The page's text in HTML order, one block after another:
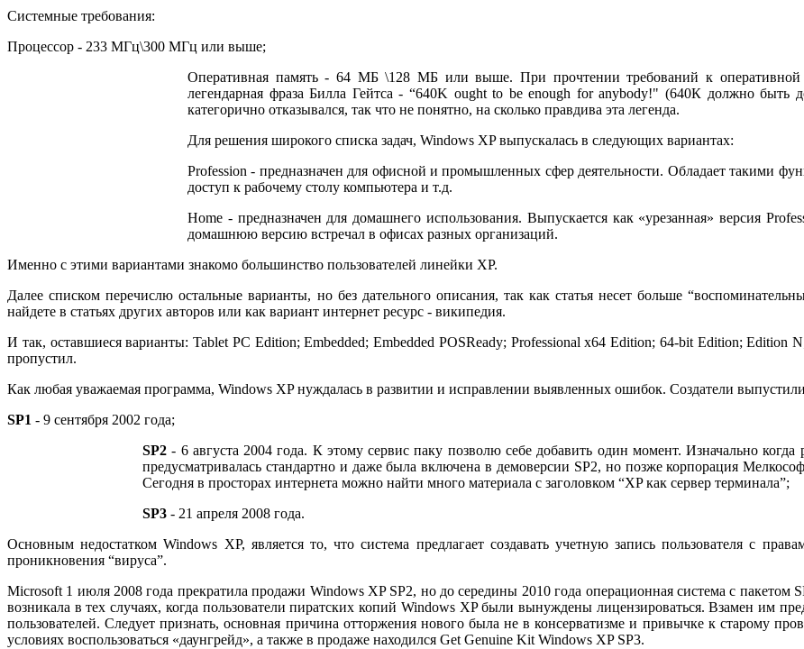
Системные требования:
Процессор - 233 МГц\300 МГц или выше;
Оперативная память - 64 МБ \128 МБ или выше. При прочтении требований к
легендарная фраза Билла Гейтса - “640K ought to be enough for anybody!" (640К должно быть
категорично отказывался, так что не понятно, на сколько правдива эта легенда.
Для решения широкого списка задач, Windows XP выпускалась в следующих вариантах:
Profession - предназначен для офисной и промышленных сфер деятельности. Обладает такими
доступ к рабочему столу компьютера и т.д.
Home - предназначен для домашнего использования. Выпускается как «урезанная» версия
домашнюю версию встречал в офисах разных организаций.
Именно с этими вариантами знакомо большинство пользователей линейки XP.
Далее списком перечислю остальные варианты, но без дательного описания, так как статья несет больше
найдете в статьях других авторов или как вариант интернет ресурс - википедия.
И так, оставшиеся варианты: Tablet PC Edition; Embedded; Embedded POSReady; Professional x64 Edition; 64-bit Edition; Edition
пропустил.
Как любая уважаемая программа, Windows XP нуждалась в развитии и исправлении выявленных ошибок. Создатели
SP1 - 9 сентября 2002 года;
SP2 - 6 августа 2004 года. К этому сервис паку позволю себе добавить один момент. Изначально когда
предусматривалась стандартно и даже была включена в демоверсии SP2, но позже корпорация
Сегодня в просторах интернета можно найти много материала с заголовком “XP как сервер терминала”;
SP3 - 21 апреля 2008 года.
Основным недостатком Windows XP, является то, что система предлагает создавать учетную запись пользователя с
проникновения “вируса”.
Microsoft 1 июля 2008 года прекратила продажи Windows XP SP2, но до середины 2010 года операционная система с пакетом
возникала в тех случаях, когда пользователи пиратских копий Windows XP были вынуждены лицензироваться. Взамен им
пользователей. Следует признать, основная причина отторжения нового была не в консерватизме и привычке к старому
условиях воспользоваться «даунгрейд», а также в продаже находился Get Genuine Kit Windows XP SP3.